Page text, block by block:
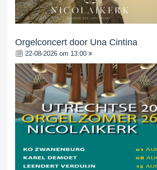
Orgelconcert door Una Cintina
22-08-2026 om 13:00